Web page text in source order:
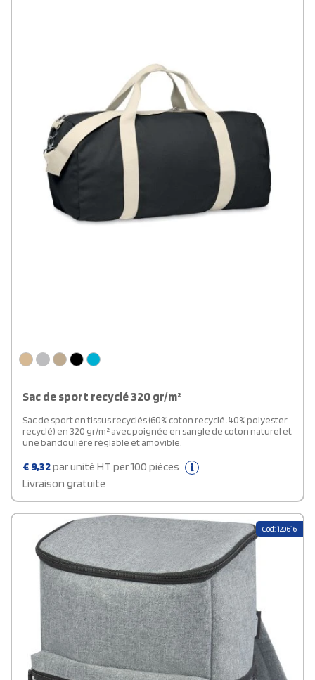
Sac de sport recyclé 320 gr/m²
Sac de sport en tissus recyclés (60% coton recyclé, 40% polyester
recyclé) en 320 gr/m² avec poignée en sangle de coton naturel et
une bandoulière réglable et amovible.
€ 9,32par unité HT per 100 pièces
Livraison gratuite
Cod: 120616